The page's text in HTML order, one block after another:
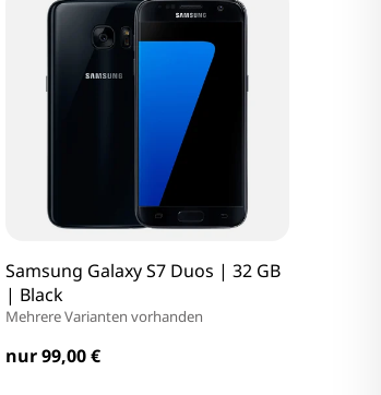
Samsung Galaxy S7 Duos | 32 GB
| Black
Mehrere Varianten vorhanden
nur 99,00 €